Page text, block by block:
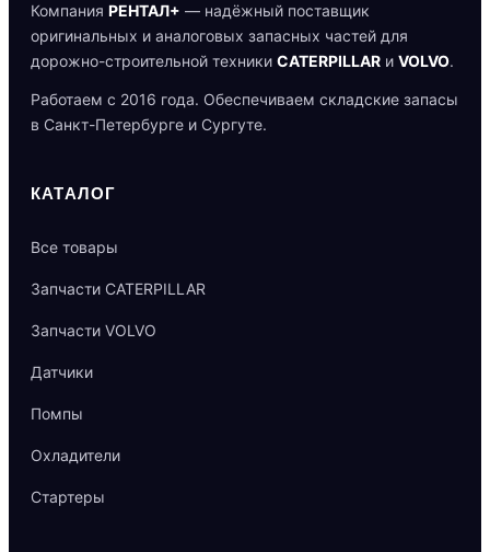
Компания РЕНТАЛ+ — надёжный поставщик
оригинальных и аналоговых запасных частей для
дорожно-строительной техники CATERPILLAR и VOLVO.
Работаем с 2016 года. Обеспечиваем складские запасы
в Санкт-Петербурге и Сургуте.
КАТАЛОГ
Все товары
Запчасти CATERPILLAR
Запчасти VOLVO
Датчики
Помпы
Охладители
Стартеры